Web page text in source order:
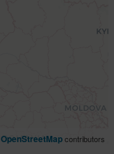
OpenStreetMapcontributors